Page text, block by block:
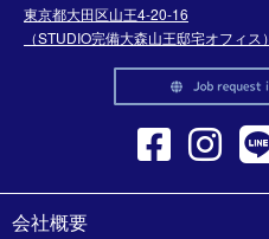
東京都大田区山王4-20-16
（STUDIO完備大森山王邸宅オフィス）
会社概要